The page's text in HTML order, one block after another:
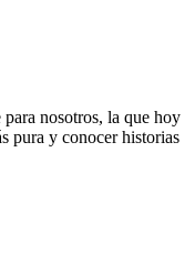
nosotros, la que hoy
pura y conocer historias